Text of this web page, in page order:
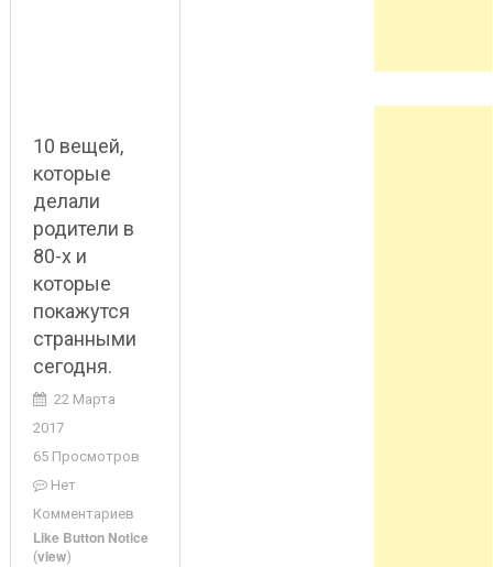
10 вещей,
которые
делали
родители в
80-х и
которые
покажутся
странными
сегодня.
22 Марта
2017
65 Просмотров
Нет
Комментариев
Like Button Notice
(view)